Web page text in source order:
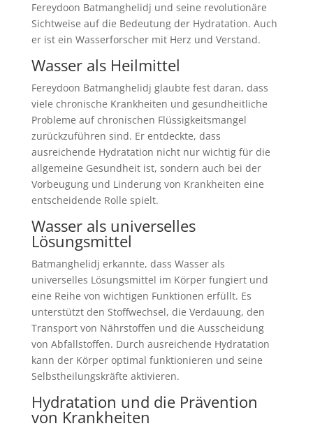
Fereydoon Batmanghelidj und seine revolutionäre
Sichtweise auf die Bedeutung der Hydratation. Auch
er ist ein Wasserforscher mit Herz und Verstand.
Wasser als Heilmittel
Fereydoon Batmanghelidj glaubte fest daran, dass
viele chronische Krankheiten und gesundheitliche
Probleme auf chronischen Flüssigkeitsmangel
zurückzuführen sind. Er entdeckte, dass
ausreichende Hydratation nicht nur wichtig für die
allgemeine Gesundheit ist, sondern auch bei der
Vorbeugung und Linderung von Krankheiten eine
entscheidende Rolle spielt.
Wasser als universelles
Lösungsmittel
Batmanghelidj erkannte, dass Wasser als
universelles Lösungsmittel im Körper fungiert und
eine Reihe von wichtigen Funktionen erfüllt. Es
unterstützt den Stoffwechsel, die Verdauung, den
Transport von Nährstoffen und die Ausscheidung
von Abfallstoffen. Durch ausreichende Hydratation
kann der Körper optimal funktionieren und seine
Selbstheilungskräfte aktivieren.
Hydratation und die Prävention
von Krankheiten